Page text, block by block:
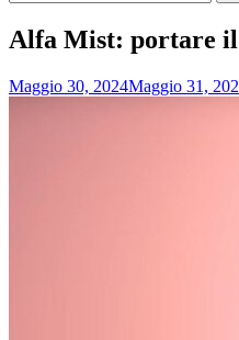
Alfa Mist: portare il
Maggio 30, 2024Maggio 31,